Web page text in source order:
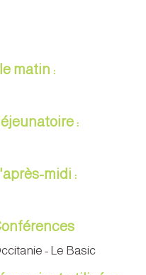
matin :
:
midi :
- Le Basic